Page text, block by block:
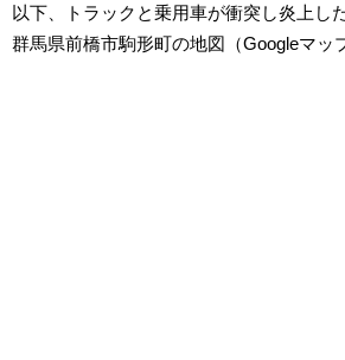
以下、トラックと乗用車が衝突し炎上し
群馬県前橋市駒形町の地図（Googleマッ